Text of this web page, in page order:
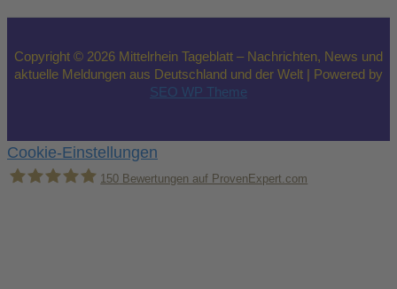
Copyright © 2026 Mittelrhein Tageblatt – Nachrichten, News und
aktuelle Meldungen aus Deutschland und der Welt | Powered by
SEO WP Theme
Cookie-Einstellungen
150 Bewertungen auf ProvenExpert.com